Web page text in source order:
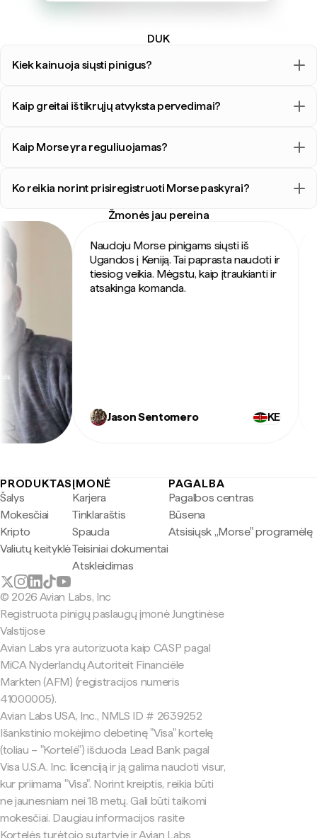
DUK
Kiek kainuoja siųsti pinigus?
Kaip greitai iš tikrųjų atvyksta pervedimai?
Kaip Morse yra reguliuojamas?
Ko reikia norint prisiregistruoti Morse paskyrai?
Žmonės jau pereina
Naudoju Morse pinigams siųsti iš
Ugandos į Keniją. Tai paprasta naudoti ir
tiesiog veikia. Mėgstu, kaip įtraukianti ir
atsakinga komanda.
Jason Sentomero KE
PRODUKTAS
Šalys
Mokesčiai
Kripto
Valiutų keityklė
ĮMONĖ
Karjera
Tinklaraštis
Spauda
Teisiniai dokumentai
Atskleidimas
PAGALBA
Pagalbos centras
Būsena
Atsisiųsk „Morse" programėlę
© 2026 Avian Labs, Inc
Registruota pinigų paslaugų įmonė Jungtinėse
Valstijose
Avian Labs yra autorizuota kaip CASP pagal
MiCA Nyderlandų Autoriteit Financiële
Markten (AFM) (registracijos numeris
41000005).
Avian Labs USA, Inc., NMLS ID # 2639252
Išankstinio mokėjimo debetinę "Visa" kortelę
(toliau – "Kortelė") išduoda Lead Bank pagal
Visa U.S.A. Inc. licenciją ir ją galima naudoti visur,
kur priimama "Visa". Norint kreiptis, reikia būti
ne jaunesniam nei 18 metų. Gali būti taikomi
mokesčiai. Daugiau informacijos rasite
Kortelės turėtojo sutartyje ir Avian Labs